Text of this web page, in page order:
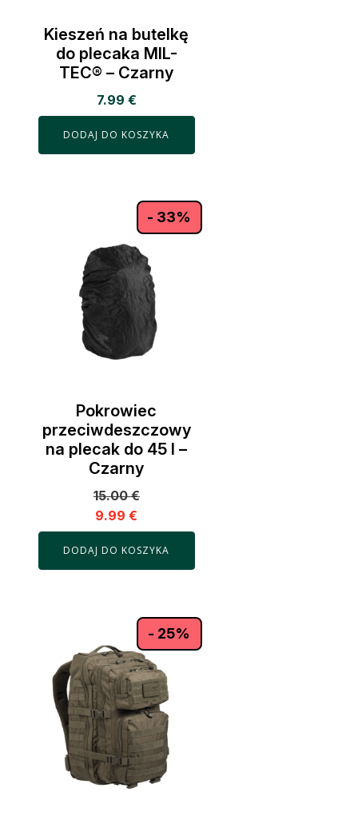
Kieszeń na butelkę
do plecaka MIL-
TEC® – Czarny
7.99 €
DODAJ DO KOSZYKA
- 33%
Pokrowiec
przeciwdeszczowy
na plecak do 45 l –
Czarny
15.00€
9.99€
DODAJ DO KOSZYKA
- 25%